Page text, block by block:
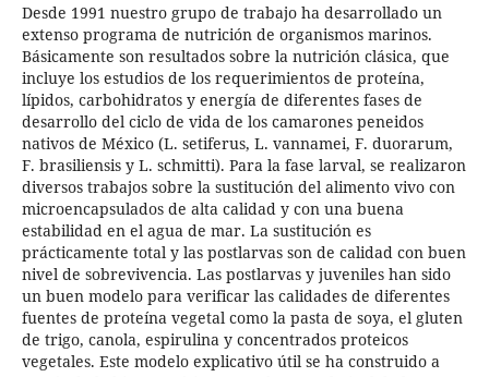
Desde 1991 nuestro grupo de trabajo ha desarrollado un
extenso programa de nutrición de organismos marinos.
Básicamente son resultados sobre la nutrición clásica, que
incluye los estudios de los requerimientos de proteína,
lípidos, carbohidratos y energía de diferentes fases de
desarrollo del ciclo de vida de los camarones peneidos
nativos de México (L. setiferus, L. vannamei, F. duorarum,
F. brasiliensis y L. schmitti). Para la fase larval, se realizaron
diversos trabajos sobre la sustitución del alimento vivo con
microencapsulados de alta calidad y con una buena
estabilidad en el agua de mar. La sustitución es
prácticamente total y las postlarvas son de calidad con buen
nivel de sobrevivencia. Las postlarvas y juveniles han sido
un buen modelo para verificar las calidades de diferentes
fuentes de proteína vegetal como la pasta de soya, el gluten
de trigo, canola, espirulina y concentrados proteicos
vegetales. Este modelo explicativo útil se ha construido a